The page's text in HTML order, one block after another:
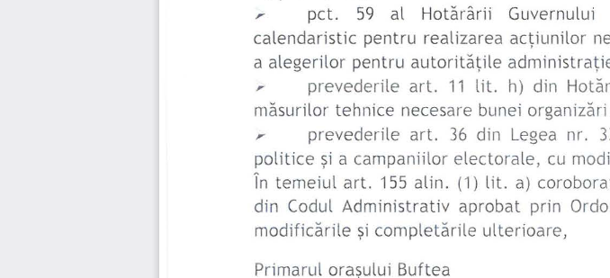
,
pct. 59 al Hotărârii Guvernului
calendaristic  pent ru realizarea acţiunilor
a alegerilor pentru autorităţile administ
,
prevederile art. 11 lit. h) din
măsurilor tehnice necesare bunei organizări
,
prevederile art. 36 din Legea nr.
politice şi a campaniilor electorale, cu
În temeiul art. 155 alin. (1) lit. a)
din Codul  Administrativ aprobat prin
m odificările şi completările ulterioare,
Primarul oraşului Buftea